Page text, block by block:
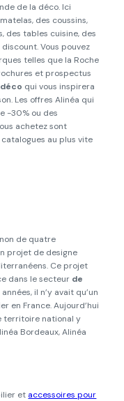
de la déco. Ici
des coussins,
des tables cuisine, des
Vous pouvez
telles que la Roche
et prospectus
qui vous inspirera
Les offres Alinéa qui
-30% ou des
achetez sont
au plus vite
de quatre
projet de designe
Ce projet
dans le secteur de
il n’y avait qu’un
en France. Aujourd’hui
territoire national y
Bordeaux, Alinéa
et accessoires pour